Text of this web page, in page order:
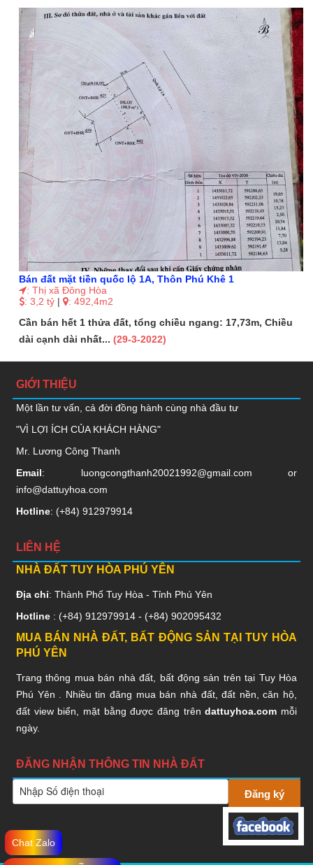
Bán đất mặt tiền quốc lộ 1A, Thôn Phú Khê 1
: Thị xã Đông Hòa
: 3,2 tỷ | : 492,4m2
Cần bán hết 1 thửa đất, tổng chiều ngang: 17,73m, Chiều
dài cạnh dài nhất...(29-3-2022)
GIỚI THIỆU
Một lần tư vấn, cả đời đồng hành cùng nhà đầu tư
"VÌ LỢI ÍCH CỦA KHÁCH HÀNG"
Mr. Lương Công Thanh
Email: luongcongthanh20021992@gmail.com or
info@dattuyhoa.com
Hotline: (+84) 912979914
LIÊN HỆ
NHÀ ĐẤT TUY HÒA PHÚ YÊN
Địa chỉ: Thành Phố Tuy Hòa - Tỉnh Phú Yên
Hotline : (+84) 912979914- (+84) 902095432
MUA BÁN NHÀ ĐẤT, BẤT ĐỘNG SẢN TẠI TUY HÒA
PHÚ YÊN
Trang thông mua bán nhà đất, bất động sản trên tại Tuy Hòa
Phú Yên . Nhiều tin đăng mua bán nhà đất, đất nền, căn hộ,
đất view biển, mặt bằng được đăng trêndattuyhoa.com mỗi
ngày.
ĐĂNG NHẬN THÔNG TIN NHÀ ĐẤT
Chat Zalo